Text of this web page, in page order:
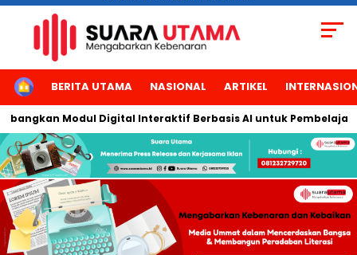
HOMEBERITA UTAMA NASIONAL ARTIKEL
Modul Digital Interaktif Berbasis AI untuk Pembelajaran